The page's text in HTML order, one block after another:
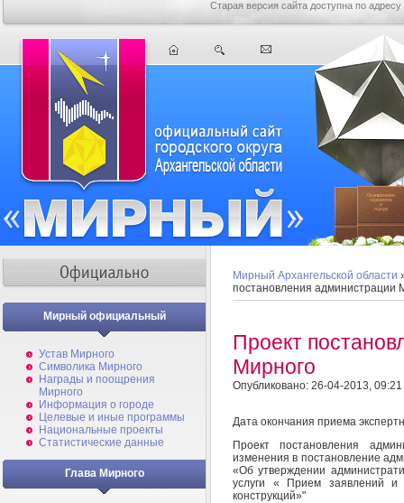
Старая версия сайта доступна по адресу
Мирный официальный
Устав Мирного
Символика Мирного
Награды и поощрения
Мирного
Информация о городе
Целевые и иные программы
Национальные проекты
Статистические данные
Глава Мирного
Мирный Архангельской области
постановления администрации
Проект
Мирного
Опубликовано: 26-04-2013, 09:21
Дата окончания приема
Проект постановления
изменения в постановление
«Об утверждении
услуги « Прием заявлений
конструкций»"